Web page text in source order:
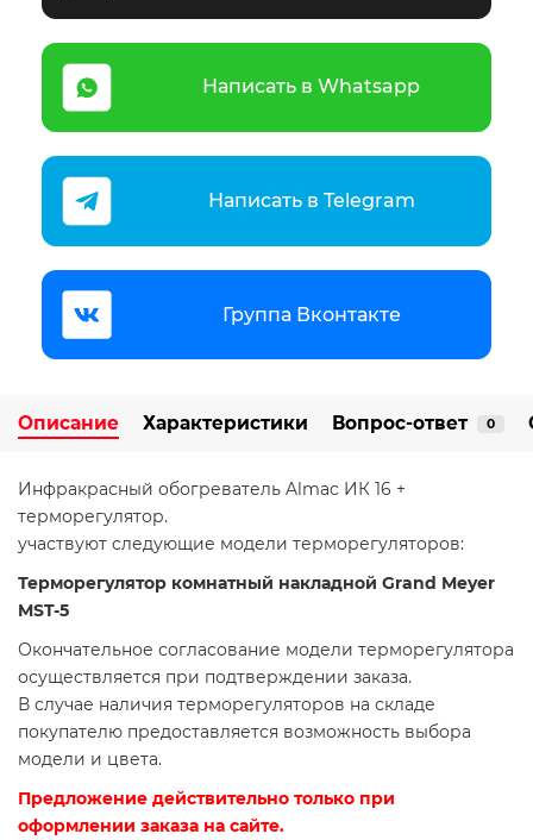
Написать в Whatsapp
Написать в Telegram
Группа Вконтакте
Описание Характеристики Вопрос-ответ 0
Инфракрасный обогреватель Almac ИК 16 +
терморегулятор.
участвуют следующие модели терморегуляторов:
Терморегулятор комнатный накладной Grand Meyer
MST-5
Окончательное согласование модели терморегулятора
осуществляется при подтверждении заказа.
В случае наличия терморегуляторов на складе
покупателю предоставляется возможность выбора
модели и цвета.
Предложение действительно только при
оформлении заказа на сайте.